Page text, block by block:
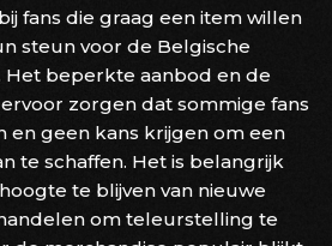
fans die graag een item willen
steun voor de Belgische
beperkte aanbod en de
zorgen dat sommige fans
en geen kans krijgen om een
te schaffen. Het is belangrijk
te blijven van nieuwe
om teleurstelling te